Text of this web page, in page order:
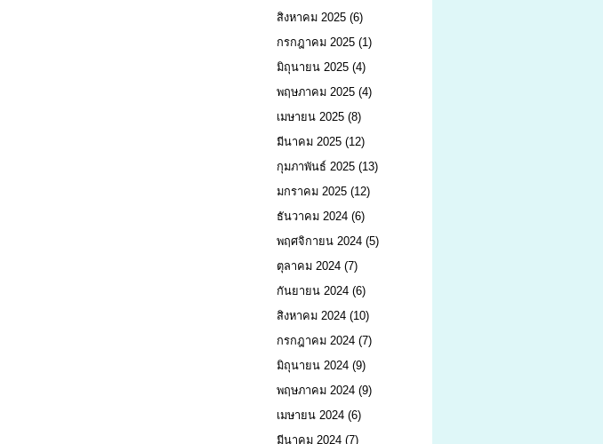
สิงหาคม 2025 (6)
กรกฎาคม 2025 (1)
มิถุนายน 2025 (4)
พฤษภาคม 2025 (4)
เมษายน 2025 (8)
มีนาคม 2025 (12)
กุมภาพันธ์ 2025 (13)
มกราคม 2025 (12)
ธันวาคม 2024 (6)
พฤศจิกายน 2024 (5)
ตุลาคม 2024 (7)
กันยายน 2024 (6)
สิงหาคม 2024 (10)
กรกฎาคม 2024 (7)
มิถุนายน 2024 (9)
พฤษภาคม 2024 (9)
เมษายน 2024 (6)
มีนาคม 2024 (7)